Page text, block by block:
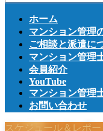
ホーム
マンション管理
ご相談と派遣に
マンション管理
会員紹介
YouTube
マンション管理
お問い合わせ
スケジュール＆レポー